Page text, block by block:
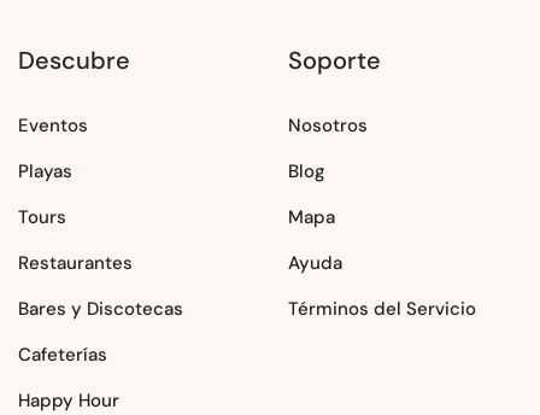
Descubre
Eventos
Playas
Tours
Restaurantes
Bares y Discotecas
Cafeterías
Happy Hour
Soporte
Nosotros
Blog
Mapa
Ayuda
Términos del Servicio